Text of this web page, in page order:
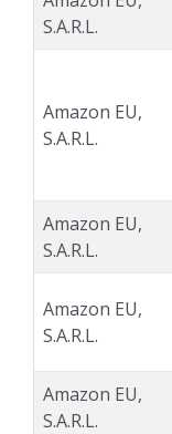
S.A.R.L.
Amazon EU,
S.A.R.L.
Amazon EU,
S.A.R.L.
Amazon EU,
S.A.R.L.
Amazon EU,
S.A.R.L.